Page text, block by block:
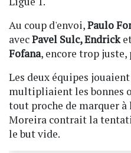
Au coup d'envoi,Paulo
avecPavel Sulc, Endrick
Fofana, encore trop juste,
Les deux équipes
multipliaient les bonnes
tout proche de marquer à
Moreira contrait la
le but vide.